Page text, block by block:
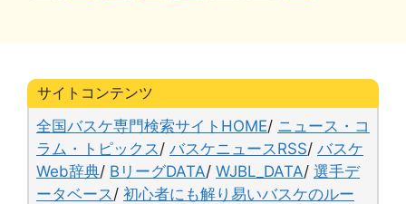
b
o
o
k
k
y
n
k
サイトコンテンツ
全国バスケ専門検索サイトHOME/ ニュース・コ
ラム・トピックス/ バスケニュースRSS/ バスケ
Web辞典/ BリーグDATA/ WJBL_DATA/ 選手デ
ータベース/ 初心者にも解り易いバスケのルー